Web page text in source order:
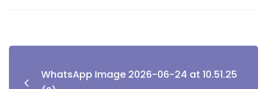
WhatsApp Image 2026-06-24 at 10.51.25